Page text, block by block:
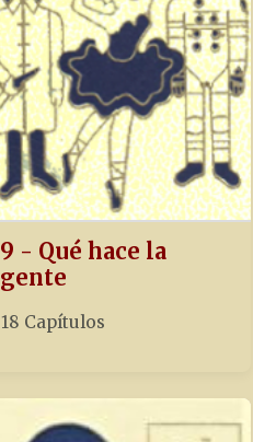
9 - Qué hace la
gente
18 Capítulos